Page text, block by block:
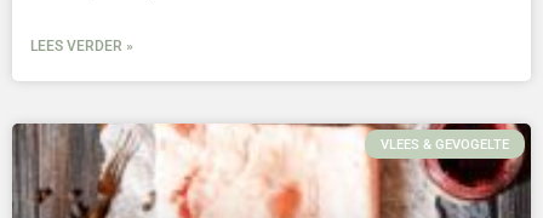
LEES VERDER »
VLEES & GEVOGELTE